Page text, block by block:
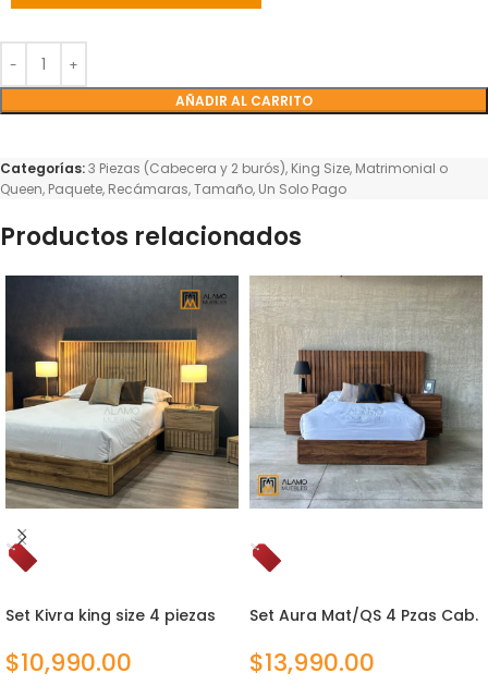
AÑADIR AL CARRITO
Categorías:3 Piezas (Cabecera y 2 burós), King Size, Matrimonial o
Queen, Paquete, Recámaras,Tamaño, Un Solo Pago
Productos relacionados
Set Kivra king size 4 piezas
$10,990.00
Set Aura Mat/QS 4 Pzas Cab.
$13,990.00